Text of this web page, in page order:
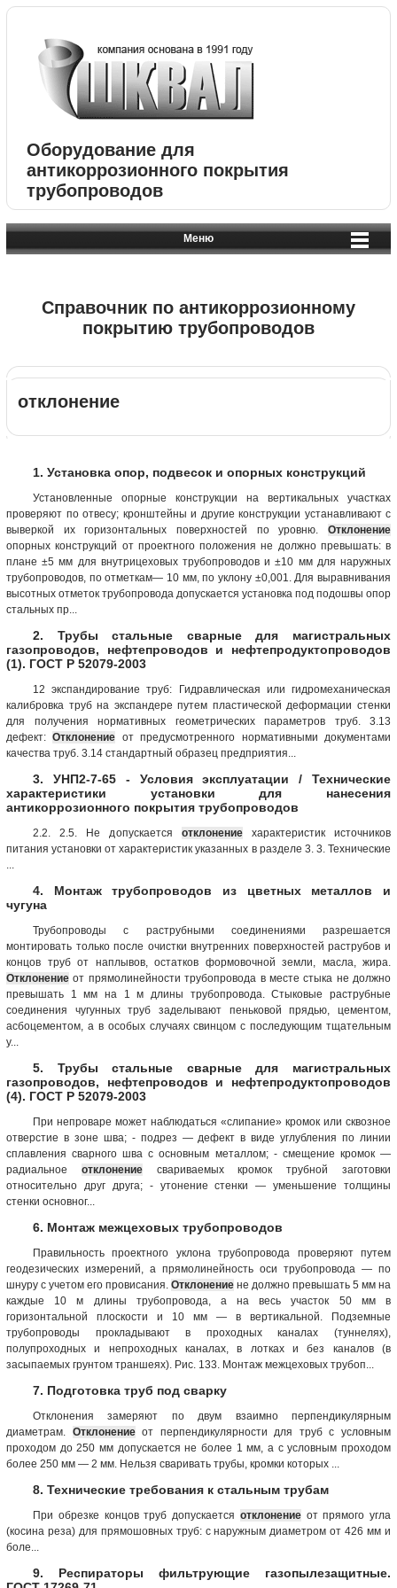
Оборудование для
антикоррозионного покрытия
трубопроводов
Меню
Справочник по антикоррозионному
покрытию трубопроводов
отклонение
1. Установка опор, подвесок и опорных конструкций
Установленные опорные конструкции на вертикальных участках
проверяют по отвесу; кронштейны и другие конструкции устанавливают с
выверкой их горизонтальных поверхностей по уровню. Отклонение
опорных конструкций от проектного положения не должно превышать: в
плане ±5 мм для внутрицеховых трубопроводов и ±10 мм для наружных
трубопроводов, по отметкам— 10 мм, по уклону ±0,001. Для выравнивания
высотных отметок трубопровода допускается установка под подошвы опор
стальных пр...
2. Трубы стальные сварные для магистральных
газопроводов, нефтепроводов и нефтепродуктопроводов
(1). ГОСТ Р 52079-2003
12 экспандирование труб: Гидравлическая или гидромеханическая
калибровка труб на экспандере путем пластической деформации стенки
для получения нормативных геометрических параметров труб. 3.13
дефект:Отклонение от предусмотренного нормативными документами
качества труб. 3.14 стандартный образец предприятия...
3. УНП2-7-65 - Условия эксплуатации / Технические
характеристики установки для нанесения
антикоррозионного покрытия трубопроводов
2.2. 2.5. Не допускается отклонениехарактеристик источников
питания установки от характеристик указанных в разделе 3. 3. Технические
4. Монтаж трубопроводов из цветных металлов и
чугуна
Трубопроводы с раструбными соединениями разрешается
монтировать только после очистки внутренних поверхностей раструбов и
концов труб от наплывов, остатков формовочной земли, масла, жира.
Отклонение от прямолинейности трубопровода в месте стыка не должно
превышать 1 мм на 1 м длины трубопровода. Стыковые раструбные
соединения чугунных труб заделывают пеньковой прядью, цементом,
асбоцементом, а в особых случаях свинцом с последующим тщательным
у...
5. Трубы стальные сварные для магистральных
газопроводов, нефтепроводов и нефтепродуктопроводов
(4). ГОСТ Р 52079-2003
При непроваре может наблюдаться «слипание» кромок или сквозное
отверстие в зоне шва; - подрез — дефект в виде углубления по линии
сплавления сварного шва с основным металлом; - смещение кромок —
радиальное отклонениесвариваемых кромок трубной заготовки
относительно друг друга; - утонение стенки — уменьшение толщины
стенки основног...
6. Монтаж межцеховых трубопроводов
Правильность проектного уклона трубопровода проверяют путем
геодезических измерений, а прямолинейность оси трубопровода — по
шнуру с учетом его провисания. Отклонение не должно превышать 5 мм на
каждые 10 м длины трубопровода, а на весь участок 50 мм в
горизонтальной плоскости и 10 мм — в вертикальной. Подземные
трубопроводы прокладывают в проходных каналах (туннелях),
полупроходных и непроходных каналах, в лотках и без каналов (в
засыпаемых грунтом траншеях). Рис. 133. Монтаж межцеховых трубоп...
7. Подготовка труб под сварку
Отклонения замеряют по двум взаимно перпендикулярным
диаметрам. Отклонениеот перпендикулярности для труб с условным
проходом до 250 мм допускается не более 1 мм, а с условным проходом
более 250 мм — 2 мм. Нельзя сваривать трубы, кромки которых ...
8. Технические требования к стальным трубам
При обрезке концов труб допускается отклонениеот прямого угла
(косина реза) для прямошовных труб: с наружным диаметром от 426 мм и
боле...
9. Респираторы фильтрующие газопылезащитные.